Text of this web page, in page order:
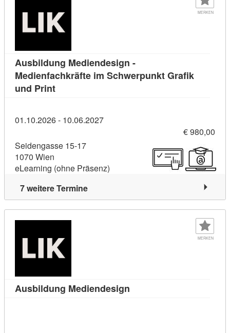
MERKEN
Ausbildung Mediendesign -
Medienfachkräfte im Schwerpunkt Grafik
und PrintKursdetail: Ausbildung Mediendesign -
01.10.2026 - 10.06.2027
€ 980,00
Seidengasse 15-17
1070 Wien
eLearning (ohne Präsenz)
7 weitere Termine
MERKEN
Ausbildung Mediendesign